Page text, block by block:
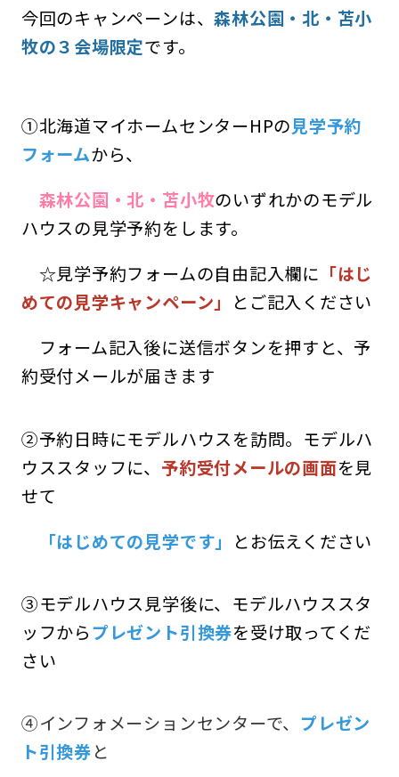
今回のキャンペーンは、森林公園・北・苫小
牧の３会場限定です。
①北海道マイホームセンターHPの見学予約
フォームから、
森林公園・北・苫小牧のいずれかのモデル
ハウスの見学予約をします。
☆見学予約フォームの自由記入欄に 「はじ
めての見学キャンペーン」
とご記入ください
フォーム記入後に送信ボタンを押すと、予
約受付メールが届きます
②予約日時にモデルハウスを訪問。モデルハ
ウススタッフに、 予約受付メールの画面を見
せて
「はじめての見学です」
とお伝えください
③モデルハウス見学後に、モデルハウススタ
ッフからプレゼント引換券を受け取ってくだ
さい
④インフォメーションセンターで、 プレゼン
ト引換券と